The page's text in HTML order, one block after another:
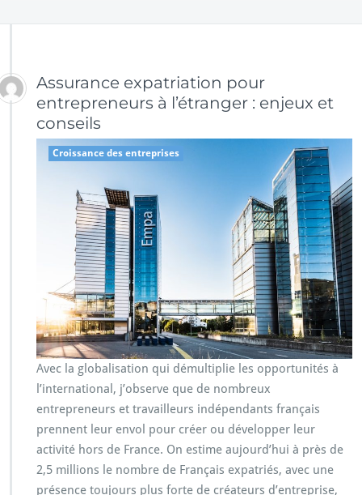
Assurance expatriation pour
entrepreneurs à l’étranger : enjeux et
conseils
Croissance des entreprises
Avec la globalisation qui démultiplie les opportunités à
l’international, j’observe que de nombreux
entrepreneurs et travailleurs indépendants français
prennent leur envol pour créer ou développer leur
activité hors de France. On estime aujourd’hui à près de
2,5 millions le nombre de Français expatriés, avec une
présence toujours plus forte de créateurs d’entreprise,